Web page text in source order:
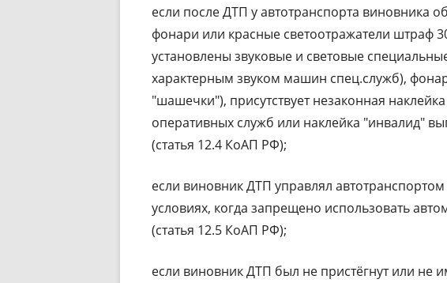
если после ДТП у автотранспорта виновника
фонари или красные светоотражатели штраф
установлены звуковые и световые
характерным звуком машин спец.служб),
"шашечки"), присутствует незаконная
оперативных служб или наклейка "инвалид"
(статья 12.4 КоАП РФ);
если виновник ДТП управлял
условиях, когда запрещено использовать
(статья 12.5 КоАП РФ);
если виновник ДТП был не пристёгнут или не